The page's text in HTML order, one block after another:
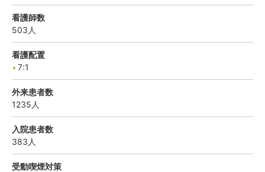
看護師数
503 人
看護配置
7:1
外来患者数
1235 人
入院患者数
383 人
受動喫煙対策